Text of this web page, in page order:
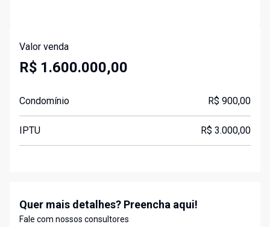
Valor venda
R$ 1.600.000,00
Condomínio R$ 900,00
IPTU R$ 3.000,00
Quer mais detalhes? Preencha aqui!
Fale com nossos consultores